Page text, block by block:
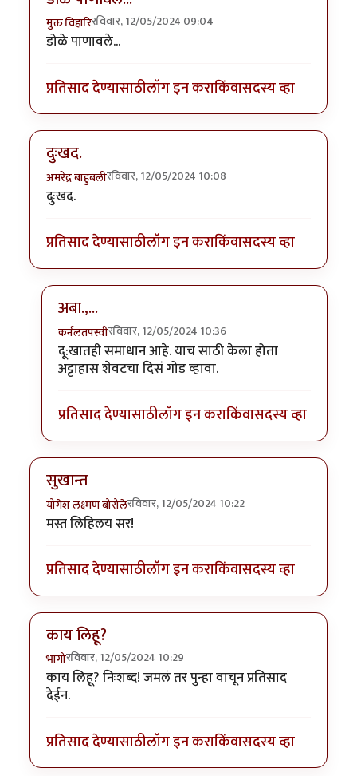
मुक्त विहारिरविवार, 12/05/2024 09:04
डोळे पाणावले...
प्रतिसाद देण्यासाठीलॉग इन कराकिंवासदस्य व्हा
दुःखद.
अमरेंद्र बाहुबलीरविवार, 12/05/2024 10:08
दुःखद.
प्रतिसाद देण्यासाठीलॉग इन कराकिंवासदस्य व्हा
अबा.,...
कर्नलतपस्वीरविवार, 12/05/2024 10:36
In reply toदुःखद.byअमरेंद्र बाहुबली
दू:खातही समाधान आहे. याच साठी केला होता
अट्टाहास शेवटचा दिसं गोड व्हावा.
प्रतिसाद देण्यासाठीलॉग इन कराकिंवासदस्य व्हा
सुखान्त
योगेश लक्ष्मण बोरोलेरविवार, 12/05/2024 10:22
मस्त लिहिलय सर!
प्रतिसाद देण्यासाठीलॉग इन कराकिंवासदस्य व्हा
काय लिहू?
भागोरविवार, 12/05/2024 10:29
काय लिहू? निःशब्द! जमलं तर पुन्हा वाचून प्रतिसाद
देईन.
प्रतिसाद देण्यासाठीलॉग इन कराकिंवासदस्य व्हा